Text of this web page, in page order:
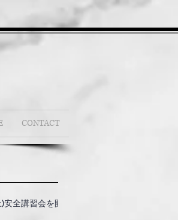
CONTACT
全講習会を開